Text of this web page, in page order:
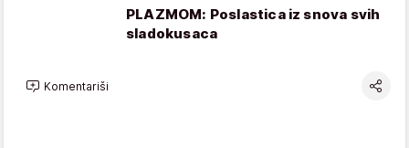
PLAZMOM: Poslastica iz snova svih
sladokusaca
Komentariši